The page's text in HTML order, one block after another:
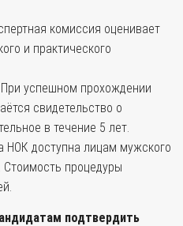
комиссия оценивает
и практического
успешном прохождении
свидетельство о
в течение 5 лет.
НОК доступна лицам мужского
процедуры
подтвердить